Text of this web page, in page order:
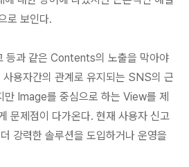
로 보인다.
등과 같은 Contents의 노출을 막아야
사용자간의 관계로 유지되는 SNS의 근
만 Image를 중심으로 하는 View를 제
문제점이 다가온다. 현재 사용자 신고
강력한 솔루션을 도입하거나 운영을